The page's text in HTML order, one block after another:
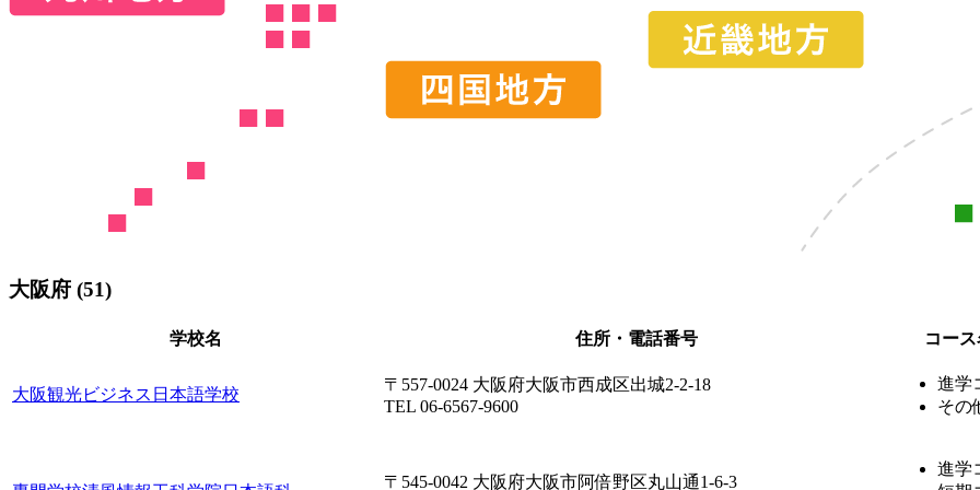
大阪府 (51)
学校名 住所・電話番号 コース
大阪観光ビジネス日本語学校
〒557-0024 大阪府大阪市西成区出城2-2-18
TEL 06-6567-9600
進学
その
〒545-0042 大阪府大阪市阿倍野区丸山通1-6-3
進学